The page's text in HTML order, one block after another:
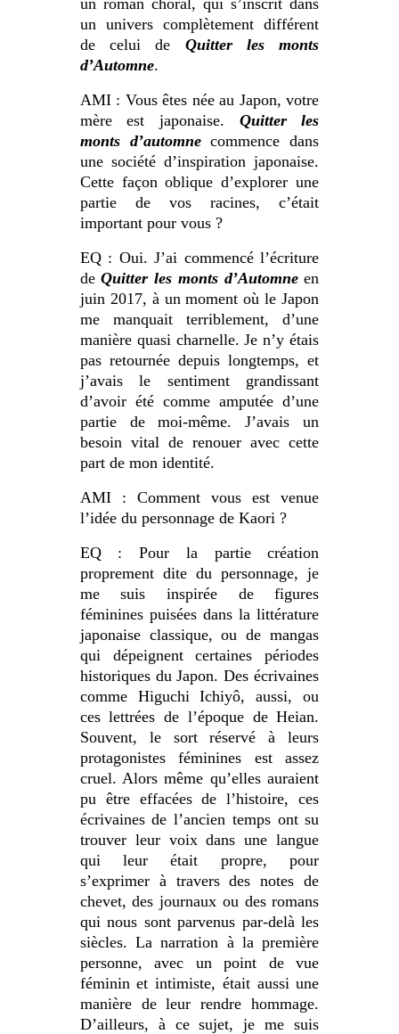
un roman choral, qui s’inscrit dans
un univers complètement différent
de celui de Quitter les monts
d’Automne.
AMI : Vous êtes née au Japon, votre
mère est japonaise. Quitter les
monts d’automnecommence dans
une société d’inspiration japonaise.
Cette façon oblique d’explorer une
partie de vos racines, c’était
important pour vous ?
EQ : Oui. J’ai commencé l’écriture
deQuitter les monts d’Automneen
juin 2017, à un moment où le Japon
me manquait terriblement, d’une
manière quasi charnelle. Je n’y étais
pas retournée depuis longtemps, et
j’avais le sentiment grandissant
d’avoir été comme amputée d’une
partie de moi-même. J’avais un
besoin vital de renouer avec cette
part de mon identité.
AMI : Comment vous est venue
l’idée du personnage de Kaori ?
EQ : Pour la partie création
proprement dite du personnage, je
me suis inspirée de figures
féminines puisées dans la littérature
japonaise classique, ou de mangas
qui dépeignent certaines périodes
historiques du Japon. Des écrivaines
comme Higuchi Ichiyô, aussi, ou
ces lettrées de l’époque de Heian.
Souvent, le sort réservé à leurs
protagonistes féminines est assez
cruel. Alors même qu’elles auraient
pu être effacées de l’histoire, ces
écrivaines de l’ancien temps ont su
trouver leur voix dans une langue
qui leur était propre, pour
s’exprimer à travers des notes de
chevet, des journaux ou des romans
qui nous sont parvenus par-delà les
siècles. La narration à la première
personne, avec un point de vue
féminin et intimiste, était aussi une
manière de leur rendre hommage.
D’ailleurs, à ce sujet, je me suis